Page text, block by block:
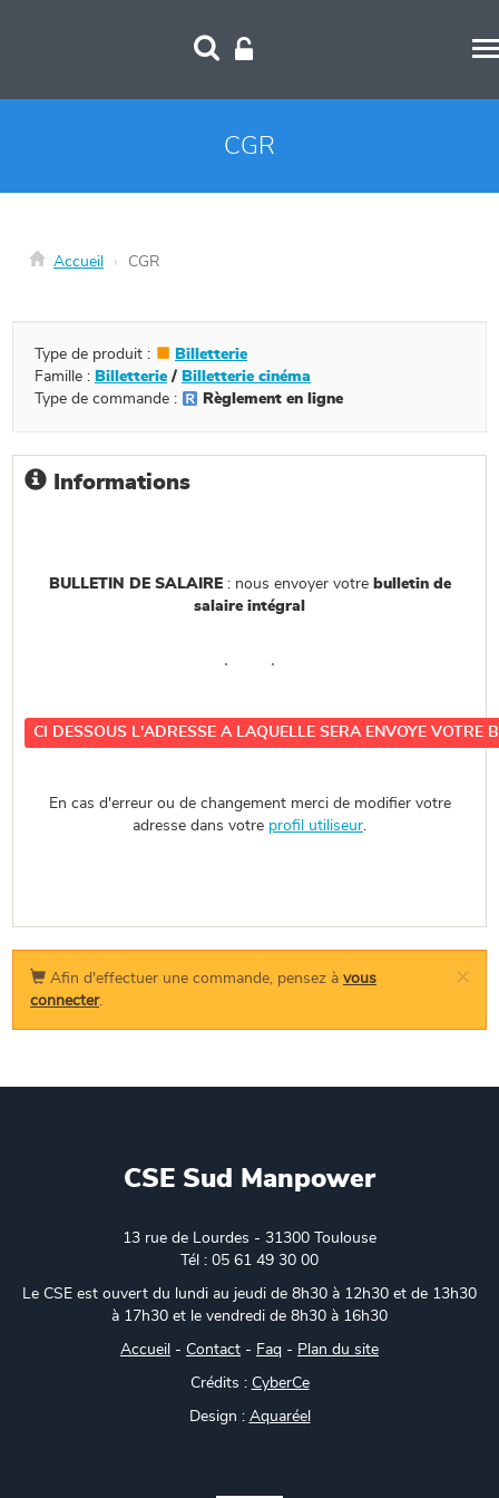
CGR
Accueil CGR
Type de produit :
Billetterie
Famille : Billetterie / Billetterie cinéma
Type de commande :
Règlement en ligne
Informations
BULLETIN DE SALAIRE: nous envoyer votre bulletin de
salaire intégral
CI DESSOUS L'ADRESSE A LAQUELLE SERA ENVOYE VOTRE
En cas d'erreur ou de changement merci de modifier votre
adresse dans votre profil utiliseur
×
Afin d'effectuer une commande, pensez à vous
connecter.
CSE Sud Manpower
13 rue de Lourdes - 31300 Toulouse
Tél : 05 61 49 30 00
Le CSE est ouvert du lundi au jeudi de 8h30 à 12h30 et de 13h30
à 17h30 et le vendredi de 8h30 à 16h30
Accueil - Contact - Faq - Plan du site
Crédits : CyberCe
Design : Aquaréel